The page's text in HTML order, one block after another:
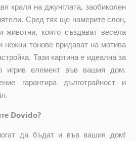
краля на джунглата, заобиколен
Сред тях ще намерите слон,
животни, които създават весела
нежни тонове придават на мотива
Тази картина е идеална за
игрив елемент във вашия дом.
гарантира дълготрайност и
Dovido?
да бъдат и във вашия дом!